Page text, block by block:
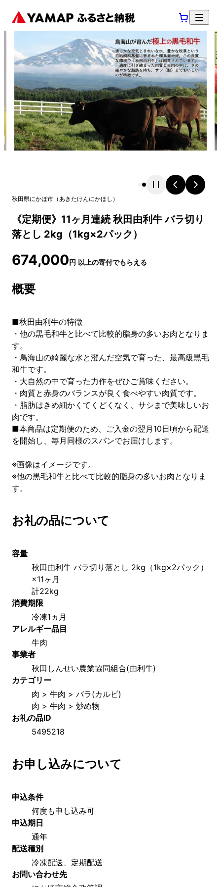
秋田県にかほ市 （あきたけんにかほし ）
《定期便》11ヶ月連続 秋田由利牛 バラ切り
落とし 2kg（1kg×2パック）
674,000円 以上の寄付でもらえる
概要
■秋田由利牛の特徴
・他の黒毛和牛と比べて比較的脂身の多いお肉となりま
す。
・鳥海山の綺麗な水と澄んだ空気で育った、最高級黒毛
和牛です。
・大自然の中で育った力作をぜひご賞味ください。
・肉質と赤身のバランスが良く食べやすい肉質です。
・脂肪はきめ細かくてくどくなく、サシまで美味しいお
肉です。
■本商品は定期便のため、ご入金の翌月10日頃から配送
を開始し、毎月同様のスパンでお届けします。
※画像はイメージです。
※他の黒毛和牛と比べて比較的脂身の多いお肉となりま
す。
お礼の品について
容量
秋田由利牛 バラ切り落とし 2kg（1kg×2パック）
×11ヶ月
計22kg
消費期限
冷凍1ヵ月
アレルギー品目
牛肉
事業者
秋田しんせい農業協同組合(由利牛)
カテゴリー
肉 > 牛肉 > バラ(カルビ)
肉 > 牛肉 > 炒め物
お礼の品ID
5495218
お申し込みについて
申込条件
何度も申し込み可
申込期日
通年
配送種別
冷凍配送、定期配送
お問い合わせ先